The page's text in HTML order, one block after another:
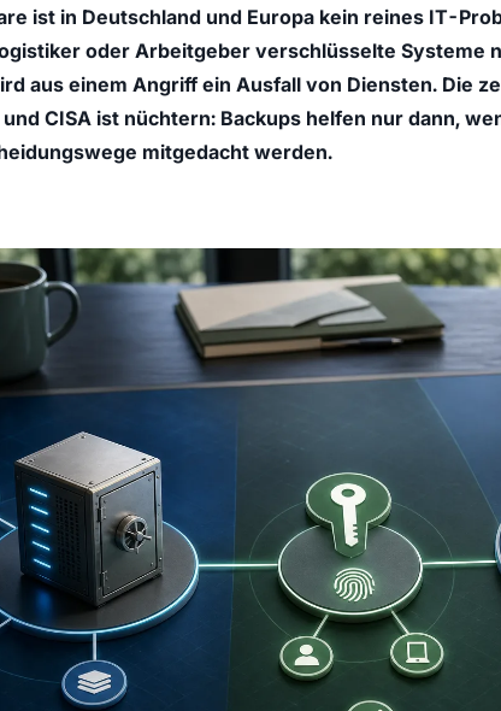
ist in Deutschland und Europa kein reines IT-
oder Arbeitgeber verschlüsselte Systeme
aus einem Angriff ein Ausfall von Diensten. Die
und CISA ist nüchtern: Backups helfen nur dann,
mitgedacht werden.